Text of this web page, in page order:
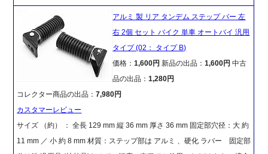
アルミ 製 リア タンデム ステップ バー 左
右 2個 セット バイク 単車 オートバイ 汎用
タイプ (02： タイプ B)
価格：1,600円新品の出品：1,600円 中古
品の出品：1,280円
コレクター商品の出品：7,980円
カスタマーレビュー
サイズ （約） ： 全長 129 mm 縦 36 mm 厚さ 36 mm 固定部穴径：大 約
11 mm ／ 小 約 8 mm 材質：ステップ部は アルミ 、硬化 ラバー 固定部